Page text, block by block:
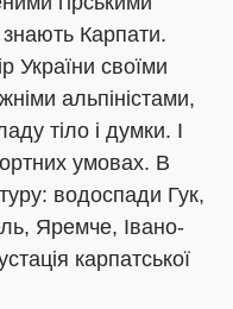
знають Карпати.
України своїми
альпіністами,
тіло і думки. І
умовах. В
водоспади Гук,
Яремче, Івано-
карпатської